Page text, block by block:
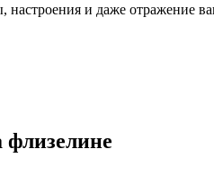
и даже отражение
флизелине